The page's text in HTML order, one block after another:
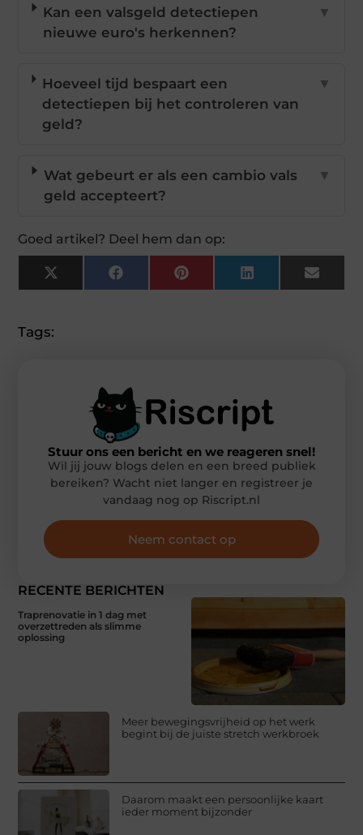
Kan een valsgeld detectiepen
nieuwe euro's herkennen?
▼
Hoeveel tijd bespaart een
detectiepen bij het controleren van
geld?
▼
Wat gebeurt er als een cambio vals
geld accepteert?
▼
Goed artikel? Deel hem dan op:
X
(Twitter)
FacebookPinterestLinkedInEmail
Tags:
RECENTE BERICHTEN
Traprenovatie in 1 dag met
overzettreden als slimme
oplossing
Meer bewegingsvrijheid op het werk
begint bij de juiste stretch werkbroek
Daarom maakt een persoonlijke kaart
ieder moment bijzonder
Stuur ons een bericht en we reageren snel!
Wil jij jouw blogs delen en een breed publiek
bereiken? Wacht niet langer en registreer je
vandaag nog op Riscript.nl
Neem contact op